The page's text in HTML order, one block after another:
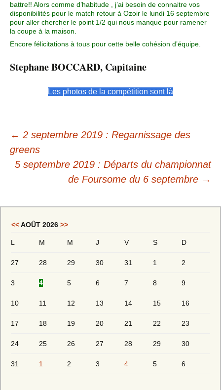
battre!! Alors comme d’habitude , j’ai besoin de connaitre vos
disponibilités pour le match retour à Ozoir le lundi 16 septembre
pour aller chercher le point 1/2 qui nous manque pour ramener
la coupe à la maison.
Encore félicitations à tous pour cette belle cohésion d’équipe.
Stephane BOCCARD, Capitaine
Les photos de la compétition sont là
Navigation
des
articles
← 2 septembre 2019 : Regarnissage des
greens
5 septembre 2019 : Départs du championnat
de Foursome du 6 septembre →
<<AOÛT 2026 >>
L M M J V S D
27 28 29 30 31 1 2
3 4 5 6 7 8 9
10 11 12 13 14 15 16
17 18 19 20 21 22 23
24 25 26 27 28 29 30
31 1 2 3 4 5 6